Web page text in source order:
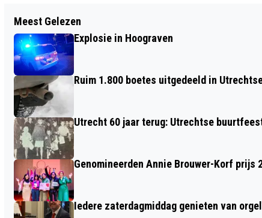
NIEUWE 30-KILOMETERBORDEN VANAF 1
JUNI ZICHTBAAR IN UTRECHTSE
STRATEN
Meest Gelezen
Explosie in Hoograven
Ruim 1.800 boetes uitgedeeld in
Utrecht 60 jaar terug: Utrechtse
Genomineerden Annie Brouwer-Korf prijs
Iedere zaterdagmiddag genieten van